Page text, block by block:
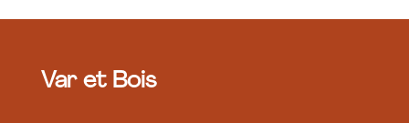
Var et Bois